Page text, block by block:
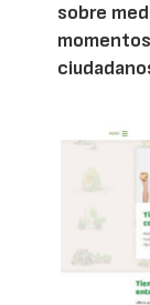
sobre